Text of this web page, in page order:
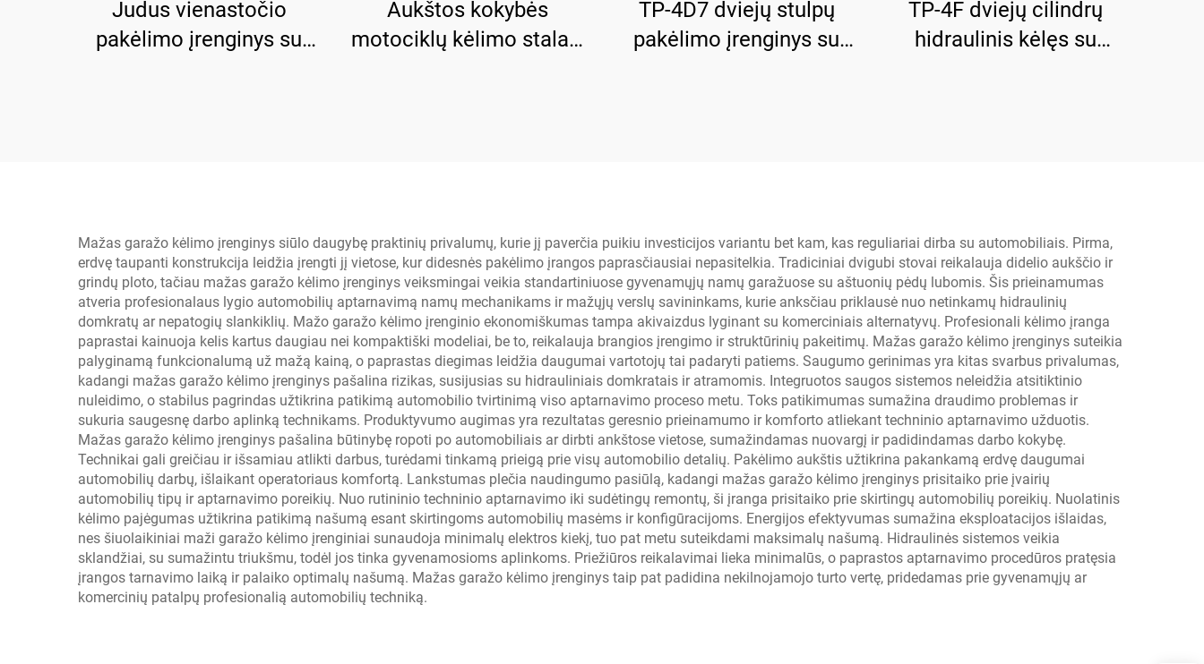
Judus vienastočio
pakėlimo įrenginys su
Aukštos kokybės
motociklų kėlimo stalas,
TP-4D7 dviejų stulpų
pakėlimo įrenginys su
TP-4F dviejų cilindrų
hidraulinis kėlęs su
Mažas garažo kėlimo įrenginys siūlo daugybę praktinių privalumų, kurie jį paverčia puikiu investicijos variantu bet kam, kas reguliariai dirba su automobiliais. Pirma,
erdvę taupanti konstrukcija leidžia įrengti jį vietose, kur didesnės pakėlimo įrangos paprasčiausiai nepasitelkia. Tradiciniai dvigubi stovai reikalauja didelio aukščio ir
grindų ploto, tačiau mažas garažo kėlimo įrenginys veiksmingai veikia standartiniuose gyvenamųjų namų garažuose su aštuonių pėdų lubomis. Šis prieinamumas
atveria profesionalaus lygio automobilių aptarnavimą namų mechanikams ir mažųjų verslų savininkams, kurie anksčiau priklausė nuo netinkamų hidraulinių
domkratų ar nepatogių slankiklių. Mažo garažo kėlimo įrenginio ekonomiškumas tampa akivaizdus lyginant su komerciniais alternatyvų. Profesionali kėlimo įranga
paprastai kainuoja kelis kartus daugiau nei kompaktiški modeliai, be to, reikalauja brangios įrengimo ir struktūrinių pakeitimų. Mažas garažo kėlimo įrenginys suteikia
palyginamą funkcionalumą už mažą kainą, o paprastas diegimas leidžia daugumai vartotojų tai padaryti patiems. Saugumo gerinimas yra kitas svarbus privalumas,
kadangi mažas garažo kėlimo įrenginys pašalina rizikas, susijusias su hidrauliniais domkratais ir atramomis. Integruotos saugos sistemos neleidžia atsitiktinio
nuleidimo, o stabilus pagrindas užtikrina patikimą automobilio tvirtinimą viso aptarnavimo proceso metu. Toks patikimumas sumažina draudimo problemas ir
sukuria saugesnę darbo aplinką technikams. Produktyvumo augimas yra rezultatas geresnio prieinamumo ir komforto atliekant techninio aptarnavimo užduotis.
Mažas garažo kėlimo įrenginys pašalina būtinybę ropoti po automobiliais ar dirbti ankštose vietose, sumažindamas nuovargį ir padidindamas darbo kokybę.
Technikai gali greičiau ir išsamiau atlikti darbus, turėdami tinkamą prieigą prie visų automobilio detalių. Pakėlimo aukštis užtikrina pakankamą erdvę daugumai
automobilių darbų, išlaikant operatoriaus komfortą. Lankstumas plečia naudingumo pasiūlą, kadangi mažas garažo kėlimo įrenginys prisitaiko prie įvairių
automobilių tipų ir aptarnavimo poreikių. Nuo rutininio techninio aptarnavimo iki sudėtingų remontų, ši įranga prisitaiko prie skirtingų automobilių poreikių. Nuolatinis
kėlimo pajėgumas užtikrina patikimą našumą esant skirtingoms automobilių masėms ir konfigūracijoms. Energijos efektyvumas sumažina eksploatacijos išlaidas,
nes šiuolaikiniai maži garažo kėlimo įrenginiai sunaudoja minimalų elektros kiekį, tuo pat metu suteikdami maksimalų našumą. Hidraulinės sistemos veikia
sklandžiai, su sumažintu triukšmu, todėl jos tinka gyvenamosioms aplinkoms. Priežiūros reikalavimai lieka minimalūs, o paprastos aptarnavimo procedūros pratęsia
įrangos tarnavimo laiką ir palaiko optimalų našumą. Mažas garažo kėlimo įrenginys taip pat padidina nekilnojamojo turto vertę, pridedamas prie gyvenamųjų ar
komercinių patalpų profesionalią automobilių techniką.